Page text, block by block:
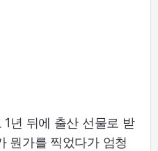
1년 뒤에 출산 선물로 받
뭔가를 찍었다가 엄청